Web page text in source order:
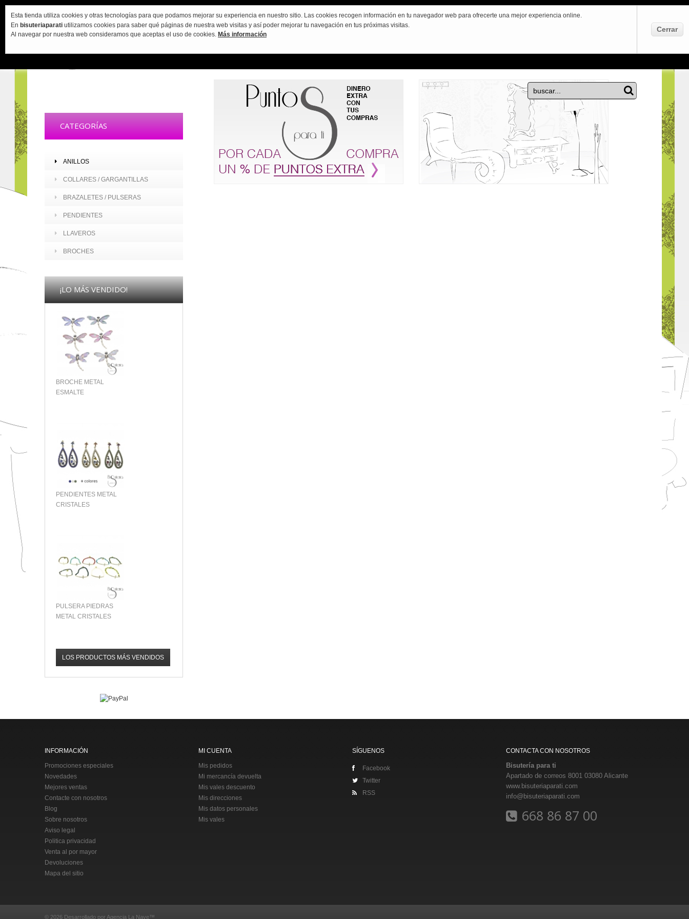
CONTACTO BLOG
CATEGORÍAS
ANILLOS
COLLARES / GARGANTILLAS
BRAZALETES / PULSERAS
PENDIENTES
LLAVEROS
BROCHES
¡LO MÁS VENDIDO!
BROCHE METAL
ESMALTE
PENDIENTES METAL
CRISTALES
PULSERA PIEDRAS
METAL CRISTALES
LOS PRODUCTOS MÁS VENDIDOS
INFORMACIÓN
Promociones especiales
Novedades
Mejores ventas
Contacte con nosotros
Blog
Sobre nosotros
Aviso legal
Politica privacidad
Venta al por mayor
Devoluciones
Mapa del sitio
© 2026 Desarrollado por Agencia La Nave™
MI CUENTA
Mis pedidos
Mi mercancía devuelta
Mis vales descuento
Mis direcciones
Mis datos personales
Mis vales
SÍGUENOS
Facebook
Twitter
RSS
CONTACTA CON NOSOTROS
Bisutería para ti
Apartado de correos 8001 03080 Alicante
www.bisuteriaparati.com
info@bisuteriaparati.com
668 86 87 00
Esta tienda utiliza cookies y otras tecnologías para que podamos mejorar su experiencia en nuestro sitio. Las cookies recogen información en tu navegador web para ofrecerte una mejor experiencia online.
En bisuteriaparati utilizamos cookies para saber qué páginas de nuestra web visitas y así poder mejorar tu navegación en tus próximas visitas.
Al navegar por nuestra web consideramos que aceptas el uso de cookies. Más información
Cerrar